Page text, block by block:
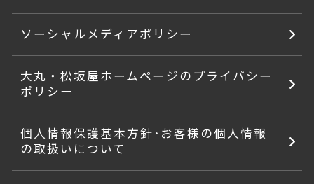
ソーシャルメディアポリシー
大丸・松坂屋ホームページのプライバシー
ポリシー
個人情報保護基本方針･お客様の個人情報
の取扱いについて